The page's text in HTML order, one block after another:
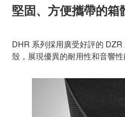
堅固、方便攜帶的箱
DHR 系列採用廣受好評的
殼，展現優異的耐用性和音響性